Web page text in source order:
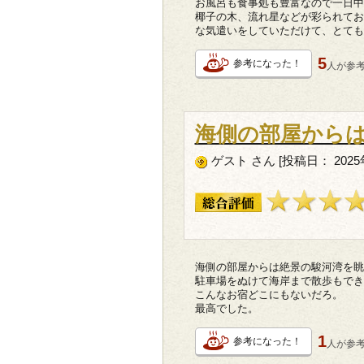
お風呂も食事処も豊富なので一日
椰子の木、流れ星などが彩られて
な気遣いをしていただけて、とて
参考になった！ 5人が参
海側の部屋から
ゲスト さん [投稿日：
海側の部屋からは絶景の駿河湾を
駐車場をぬけて海岸まで散歩もで
こんなお宿どこにもないだろ。
最高でした。
参考になった！ 1人が参